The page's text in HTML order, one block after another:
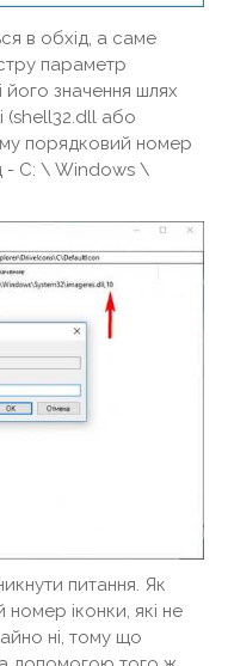
в обхід, а саме
параметр
його значення шлях
(shell32.dll або
порядковий номер
- C: \ Windows \
питання. Як
іконки, які не
ні, тому що